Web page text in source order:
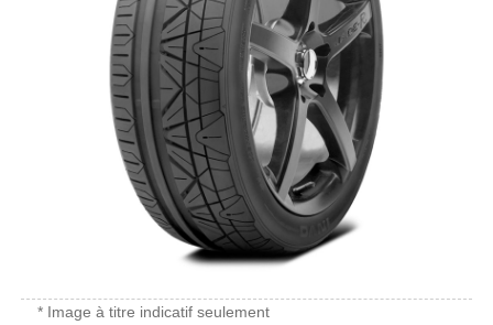
* Image à titre indicatif seulement